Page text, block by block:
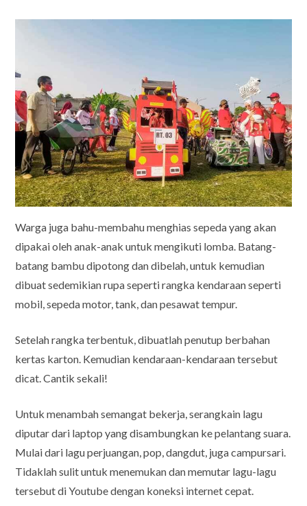
Warga juga bahu-membahu menghias sepeda yang akan
dipakai oleh anak-anak untuk mengikuti lomba. Batang-
batang bambu dipotong dan dibelah, untuk kemudian
dibuat sedemikian rupa seperti rangka kendaraan seperti
mobil, sepeda motor, tank, dan pesawat tempur.
Setelah rangka terbentuk, dibuatlah penutup berbahan
kertas karton. Kemudian kendaraan-kendaraan tersebut
dicat. Cantik sekali!
Untuk menambah semangat bekerja, serangkain lagu
diputar dari laptop yang disambungkan ke pelantang suara.
Mulai dari lagu perjuangan, pop, dangdut, juga campursari.
Tidaklah sulit untuk menemukan dan memutar lagu-lagu
tersebut di Youtube dengan koneksi internet cepat.